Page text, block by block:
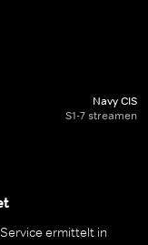
Navy CIS
S1-7 streamen
ermittelt in